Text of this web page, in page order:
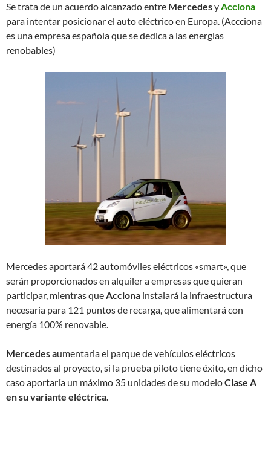
Se trata de un acuerdo alcanzado entre MercedesyAcciona
para intentar posicionar el auto eléctrico en Europa. (Accciona
es una empresa española que se dedica a las energias
renobables)
Mercedes aportará 42 automóviles eléctricos «smart», que
serán proporcionados en alquiler a empresas que quieran
participar, mientras queAcciona instalará la infraestructura
necesaria para 121 puntos de recarga, que alimentará con
energía 100% renovable.
Mercedes aumentaria el parque de vehículos eléctricos
destinados al proyecto, si la prueba piloto tiene éxito, en dicho
caso aportaría un máximo 35 unidades de su modeloClase A
en su variante eléctrica.